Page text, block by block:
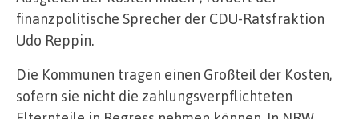
finanzpolitische Sprecher der CDU-Ratsfraktion
Udo Reppin.
Die Kommunen tragen einen Großteil der Kosten,
sofern sie nicht die zahlungsverpflichteten